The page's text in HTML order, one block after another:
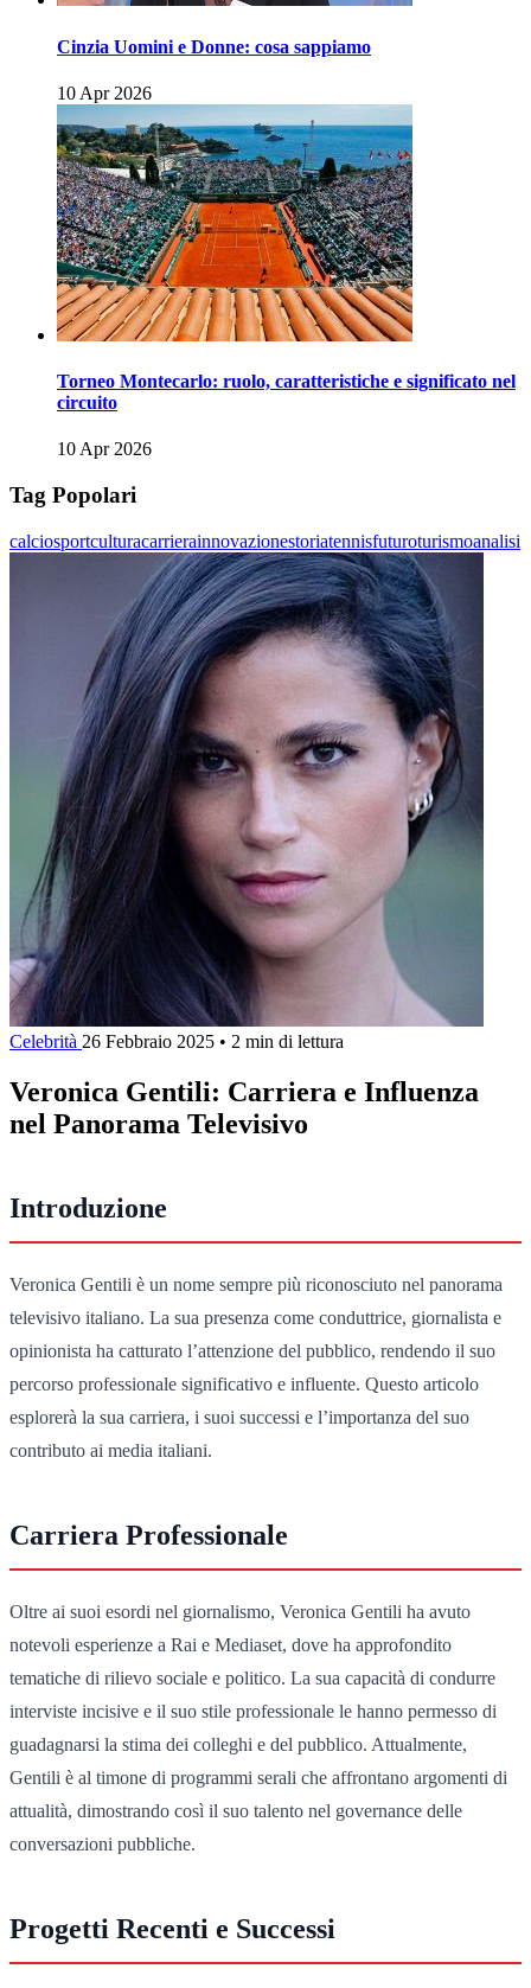
Cinzia Uomini e Donne: cosa sappiamo
10 Apr 2026
Torneo Montecarlo: ruolo, caratteristiche e significato nel
circuito
10 Apr 2026
Tag Popolari
calciosportculturacarrierainnovazionestoriatennisfuturoturismoanalisi
Celebrità 26 Febbraio 2025 • 2 min di lettura
Veronica Gentili: Carriera e Influenza
nel Panorama Televisivo
Introduzione
Veronica Gentili è un nome sempre più riconosciuto nel panorama
televisivo italiano. La sua presenza come conduttrice, giornalista e
opinionista ha catturato l’attenzione del pubblico, rendendo il suo
percorso professionale significativo e influente. Questo articolo
esplorerà la sua carriera, i suoi successi e l’importanza del suo
contributo ai media italiani.
Carriera Professionale
Oltre ai suoi esordi nel giornalismo, Veronica Gentili ha avuto
notevoli esperienze a Rai e Mediaset, dove ha approfondito
tematiche di rilievo sociale e politico. La sua capacità di condurre
interviste incisive e il suo stile professionale le hanno permesso di
guadagnarsi la stima dei colleghi e del pubblico. Attualmente,
Gentili è al timone di programmi serali che affrontano argomenti di
attualità, dimostrando così il suo talento nel governance delle
conversazioni pubbliche.
Progetti Recenti e Successi